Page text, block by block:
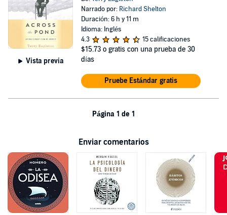
Vista previa
Narrado por: Richard Shelton
Duración: 6 h y 11 m
Idioma: Inglés
4.3
15 calificaciones
$15.73 o gratis con una prueba de 30
días
Pruebe Estándar gratis
Página 1 de 1
Enviar comentarios